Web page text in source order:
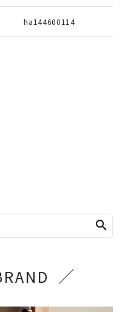
ha144600114
search